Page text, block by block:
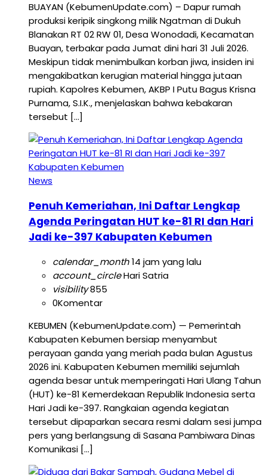
BUAYAN (KebumenUpdate.com) – Dapur rumah
produksi keripik singkong milik Ngatman di Dukuh
Blanakan RT 02 RW 01, Desa Wonodadi, Kecamatan
Buayan, terbakar pada Jumat dini hari 31 Juli 2026.
Meskipun tidak menimbulkan korban jiwa, insiden ini
mengakibatkan kerugian material hingga jutaan
rupiah. Kapolres Kebumen, AKBP I Putu Bagus Krisna
Purnama, S.I.K., menjelaskan bahwa kebakaran
tersebut […]
News
Penuh Kemeriahan, Ini Daftar Lengkap
Agenda Peringatan HUT ke-81 RI dan Hari
Jadi ke-397 Kabupaten Kebumen
calendar_month14 jam yang lalu
account_circleHari Satria
visibility855
0Komentar
KEBUMEN (KebumenUpdate.com) — Pemerintah
Kabupaten Kebumen bersiap menyambut
perayaan ganda yang meriah pada bulan Agustus
2026 ini. Kabupaten Kebumen memiliki sejumlah
agenda besar untuk memperingati Hari Ulang Tahun
(HUT) ke-81 Kemerdekaan Republik Indonesia serta
Hari Jadi ke-397. Rangkaian agenda kegiatan
tersebut dipaparkan secara resmi dalam sesi jumpa
pers yang berlangsung di Sasana Pambiwara Dinas
Komunikasi […]